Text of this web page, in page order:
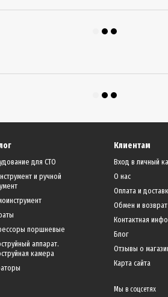
для СТО
и ручной
поршневые
аппарат.
камера
Клиентам
Вход в личный
О нас
Оплата и
Обмен и возврат
Контактная
Блог
Отзывы о
Карта сайта
Мы в соцсетях